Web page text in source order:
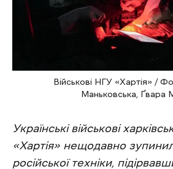
Військові НГУ «Хартія» /
Маньковська, Ґвара
Українські військові
«Хартія» нещодавно
російської техніки,